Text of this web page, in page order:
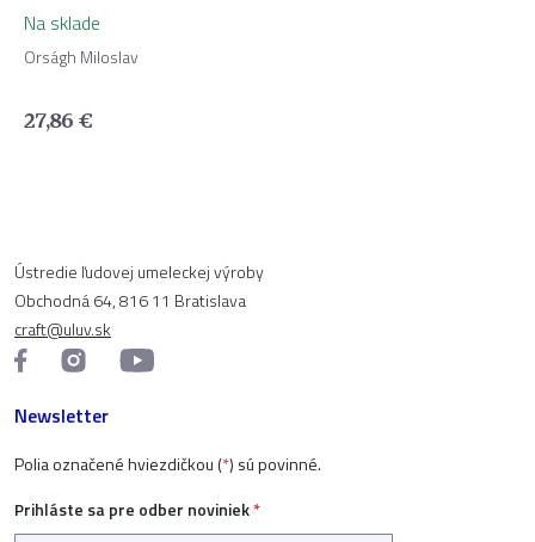
Na sklade
Orságh Miloslav
27,86 €
Ústredie ľudovej umeleckej výroby
Obchodná 64, 816 11 Bratislava
craft@uluv.sk
Newsletter
Polia označené hviezdičkou (*) sú povinné.
Prihláste sa pre odber noviniek*